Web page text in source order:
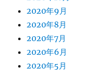
2020年9月
2020年8月
2020年7月
2020年6月
2020年5月